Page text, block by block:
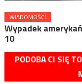
WIADOMOŚCI
Wypadek
10
PODOBA CI SIĘ